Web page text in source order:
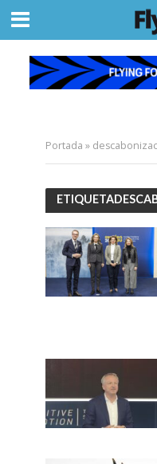
Portada »